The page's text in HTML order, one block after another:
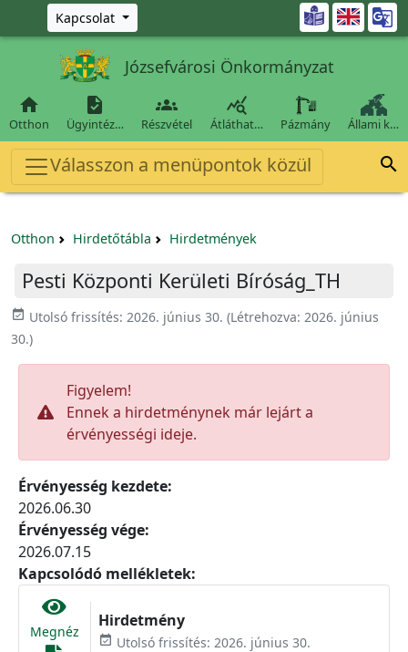
Ugrás a fő tartalomra
Kapcsolat 
Józsefvárosi Önkormányzat

Otthon

Ügyintéz…

Részvétel

Átláthat… Pázmány Állami k…
Válasszon a menüpontok közül 
Otthon Hirdetőtábla Hirdetmények
Pesti Központi Kerületi Bíróság_TH
event_available Utolsó frissítés: 2026. június 30. (Létrehozva: 2026. június
30.)
Figyelem!
Ennek a hirdetménynek már lejárt a
érvényességi ideje.
Érvényesség kezdete:
2026.06.30
Érvényesség vége:
2026.07.15
Kapcsolódó mellékletek:
Megnéz
Hirdetmény
event_available Utolsó frissítés: 2026. június 30.